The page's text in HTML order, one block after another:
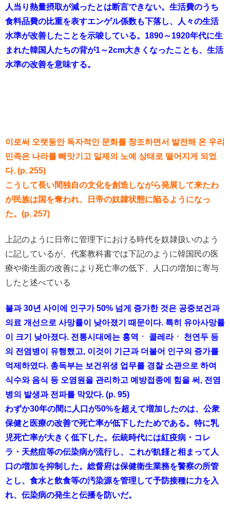
人当り熱量摂取が減ったとは断言できない。生活費のうち
食料品費の比重を表すエンゲル係数も下落し、人々の生活
水準が改善したことを示唆している。1890～1920年代に生
まれた韓国人たちの背が1～2cm大きくなったことも、生活
水準の改善を意味する。
이로써 오랫동안 독자적인 문화를 창조하면서 발전해 온 우리
민족은 나라를 빼앗기고 일제의 노예 상태로 떨어지게 되었
다. (p. 255)
こうして長い間独自の文化を創造しながら発展して来たわ
が民族は国を奪われ、日帝の奴隷状態に陥るようになっ
た。(p. 257)
上記のように日帝に管理下における時代を奴隷扱いのよう
に記しているが、代案教科書では下記のように韓国民の医
療や衛生面の改善により死亡率の低下、人口の増加に寄与
したと述べている
불과 30년 사이에 인구가 50% 넘게 증가한 것은 공중보건과
의료 개선으로 사망률이 낮아졌기 때문이다. 특히 유아사망률
이 크기 낮아졌다. 전통시대에는 홍역ㆍ 콜레라ㆍ 천연두 등
의 전염병이 유행했고, 이것이 기근과 더불어 인구의 증가를
억제하였다. 총독부는 보건위생 업무를 경찰 소관으로 하여
식수와 음식 등 오염원을 관리하고 예방접종에 힘을 써, 전염
병의 발생과 전파를 막았다. (p. 95)
わずか30年の間に人口が50%を超えて増加したのは、公衆
保健と医療の改善で死亡率が低下したためである。特に乳
児死亡率が大きく低下した。伝統時代には紅疫病・コレ
ラ・天然痘等の伝染病が流行し、これが飢饉と相まって人
口の増加を抑制した。総督府は保健衛生業務を警察の所管
とし、食水と飲食等の汚染源を管理して予防接種に力を入
れ、伝染病の発生と伝播を防いだ。